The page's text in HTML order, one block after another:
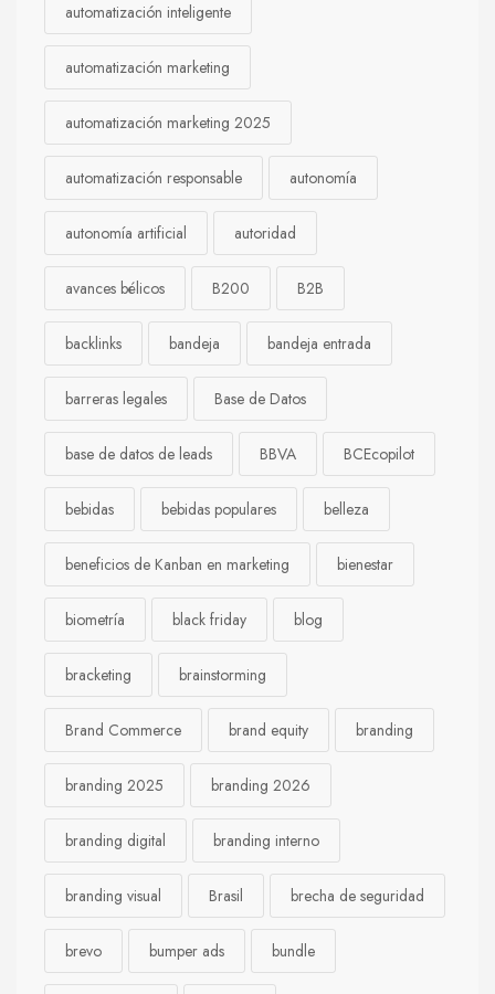
automatización inteligente
automatización marketing
automatización marketing 2025
automatización responsable autonomía
autonomía artificial autoridad
avances bélicos B200 B2B
backlinks bandeja bandeja entrada
barreras legales Base de Datos
base de datos de leads BBVA BCEcopilot
bebidas bebidas populares belleza
beneficios de Kanban en marketing bienestar
biometría black friday blog
bracketing brainstorming
Brand Commerce brand equity branding
branding 2025 branding 2026
branding digital branding interno
branding visual Brasil brecha de seguridad
brevo bumper ads bundle